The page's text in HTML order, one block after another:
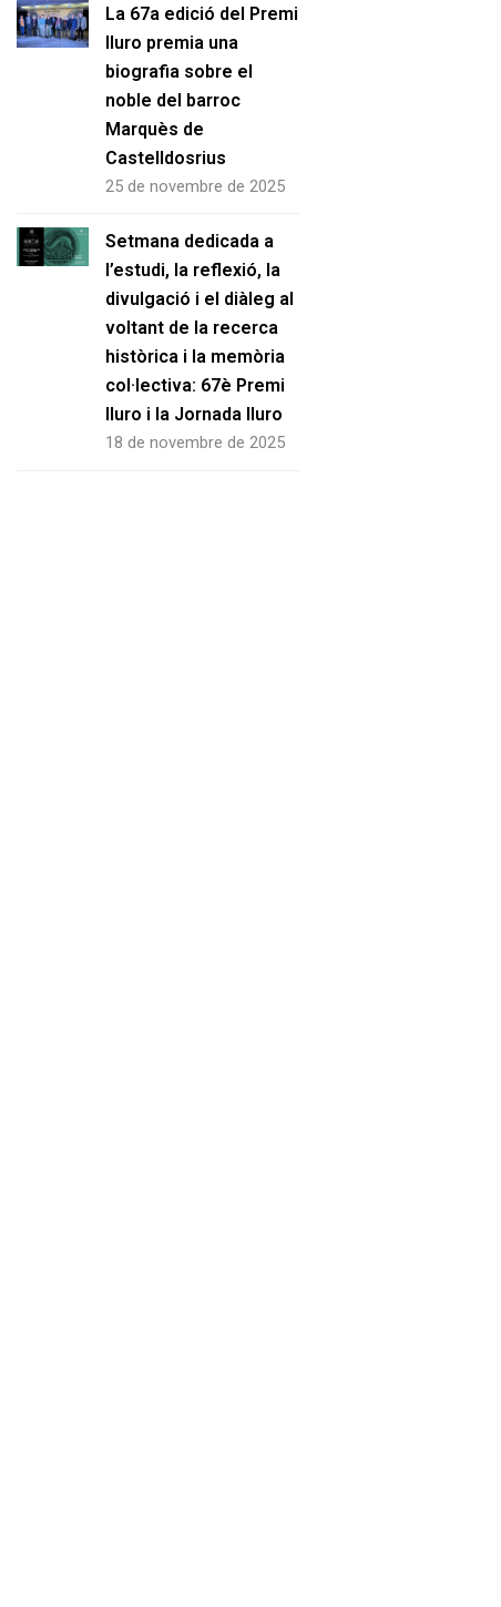
La 67a edició del Premi
Iluro premia una
biografia sobre el
noble del barroc
Marquès de
Castelldosrius
25 de novembre de 2025
Setmana dedicada a
l’estudi, la reflexió, la
divulgació i el diàleg al
voltant de la recerca
històrica i la memòria
col·lectiva: 67è Premi
Iluro i la Jornada Iluro
18 de novembre de 2025